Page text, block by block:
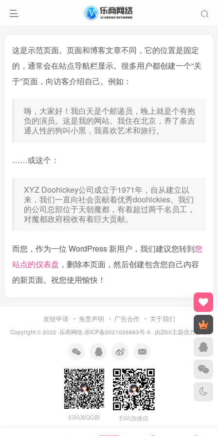
这是示范页面。页面和博客文章不同，它的位置是固定
的，通常会在站点导航栏显示。很多用户都创建一个“关
于”页面，向访客介绍自己。例如：
嗨，大家好！我白天是个邮递员，晚上就是个有抱
负的演员。这是我的网站。我住在北京，养了条吉
通人性的狗叫小黑，我喜欢艺术和旅行。
……或这个：
XYZ Doohickey公司成立于1971年，自从建立以
来，我们一直向社会贡献着优秀doohickies。我们
的公司总部位于天朝魔都，有着超过两千名员工，
对魔都政府税收有着巨大贡献。
而您，作为一位 WordPress 新用户，我们建议您转到您
站点的仪表盘 ，删除本页面，然后创建包含您自己内容
的新页面。祝您使用愉快！
友链申请 免责声明 广告合作 关于我们
Copyright © 2022 ·乐商网络·浙ICP备2021026883号-3 · 由Zibll主题强力驱动.
扫码加QQ群 扫码加微信